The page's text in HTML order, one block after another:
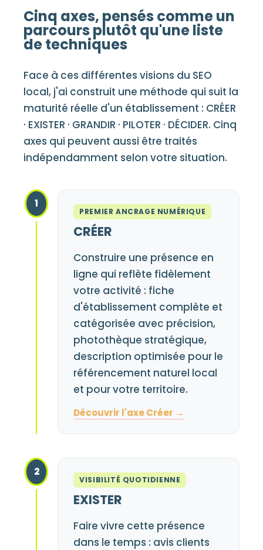
Cinq axes, pensés comme un
parcours plutôt qu'une liste
de techniques
Face à ces différentes visions du SEO
local, j'ai construit une méthode qui suit la
maturité réelle d'un établissement : CRÉER
· EXISTER · GRANDIR · PILOTER · DÉCIDER. Cinq
axes qui peuvent aussi être traités
indépendamment selon votre situation.
1
PREMIER ANCRAGE NUMÉRIQUE
CRÉER
Construire une présence en
ligne qui reflète fidèlement
votre activité : fiche
d'établissement complète et
catégorisée avec précision,
photothèque stratégique,
description optimisée pour le
référencement naturel local
et pour votre territoire.
Découvrir l'axe Créer →
2
VISIBILITÉ QUOTIDIENNE
EXISTER
Faire vivre cette présence
dans le temps : avis clients